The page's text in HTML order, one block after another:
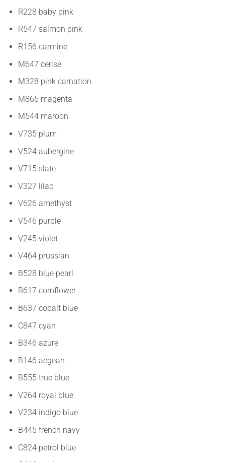
R228 baby pink
R547 salmon pink
R156 carmine
M647 cerise
M328 pink carnation
M865 magenta
M544 maroon
V735 plum
V524 aubergine
V715 slate
V327 lilac
V626 amethyst
V546 purple
V245 violet
V464 prussian
B528 blue pearl
B617 cornflower
B637 cobalt blue
C847 cyan
B346 azure
B146 aegean
B555 true blue
V264 royal blue
V234 indigo blue
B445 french navy
C824 petrol blue